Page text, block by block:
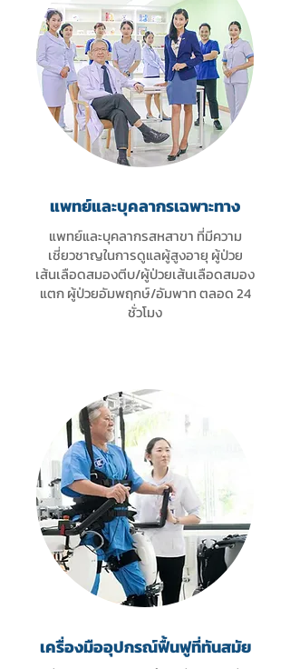
แพทย์และบุคลากรเฉพาะทาง
แพทย์และบุคลากรสหสาขา ที่มีความ
เชี่ยวชาญในการดูแลผู้สูงอายุ ผู้ป่วย
เส้นเลือดสมองตีบ/ผู้ป่วยเส้นเลือดสมอง
แตก ผู้ป่วยอัมพฤกษ์/อัมพาท ตลอด 24
ชั่วโมง
เครื่องมืออุปกรณ์ฟื้นฟูที่ทันสมัย